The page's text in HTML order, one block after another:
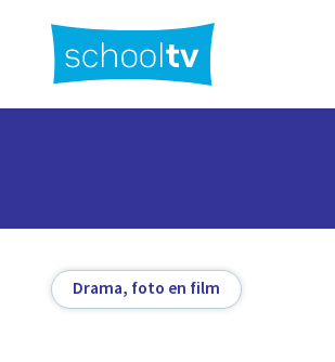
hoofdinhoud
Drama, foto en film